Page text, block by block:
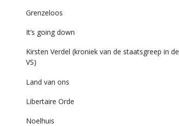
Grenzeloos
It’s going down
Kirsten Verdel (kroniek van de staatsgreep in de
VS)
Land van ons
Libertaire Orde
Noelhuis